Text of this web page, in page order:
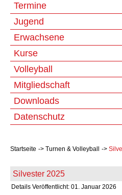
Termine
Jugend
Erwachsene
Kurse
Volleyball
Mitgliedschaft
Downloads
Datenschutz
Startseite Turnen & Volleyball
Silvester 2025
Details Veröffentlicht: 01. Januar 2026